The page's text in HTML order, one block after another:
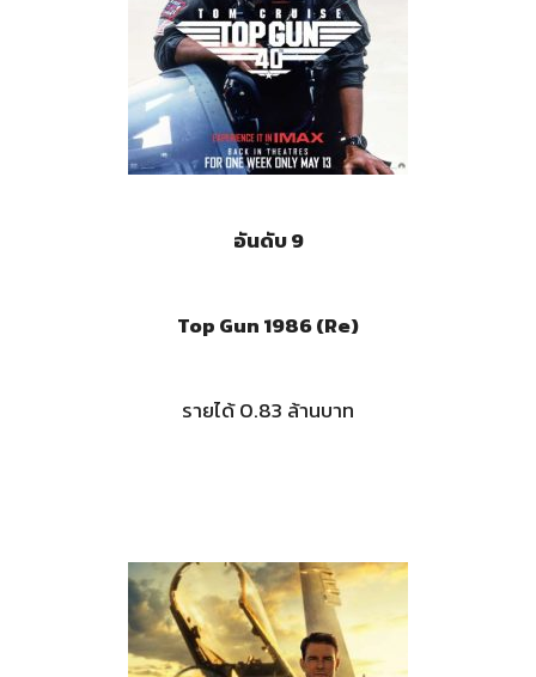
อันดับ 9
Top Gun 1986 (Re)
รายได้ 0.83 ล้านบาท